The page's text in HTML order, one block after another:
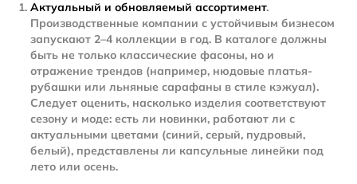
Актуальный и обновляемый ассортимент.
Производственные компании с устойчивым бизнесом
запускают 2–4 коллекции в год. В каталоге должны
быть не только классические фасоны, но и
отражение трендов (например, нюдовые платья-
рубашки или льняные сарафаны в стиле кэжуал).
Следует оценить, насколько изделия соответствуют
сезону и моде: есть ли новинки, работают ли с
актуальными цветами (синий, серый, пудровый,
белый), представлены ли капсульные линейки под
лето или осень.